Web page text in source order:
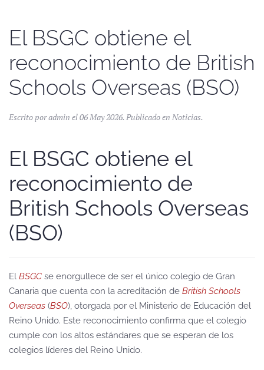
El BSGC obtiene el
reconocimiento de British
Schools Overseas (BSO)
Escrito por admin el06 May 2026. Publicado en Noticias.
El BSGC obtiene el
reconocimiento de
British Schools Overseas
(BSO)
El BSGC se enorgullece de ser el único colegio de Gran
Canaria que cuenta con la acreditación de British Schools
Overseas (BSO), otorgada por el Ministerio de Educación del
Reino Unido. Este reconocimiento confirma que el colegio
cumple con los altos estándares que se esperan de los
colegios líderes del Reino Unido.